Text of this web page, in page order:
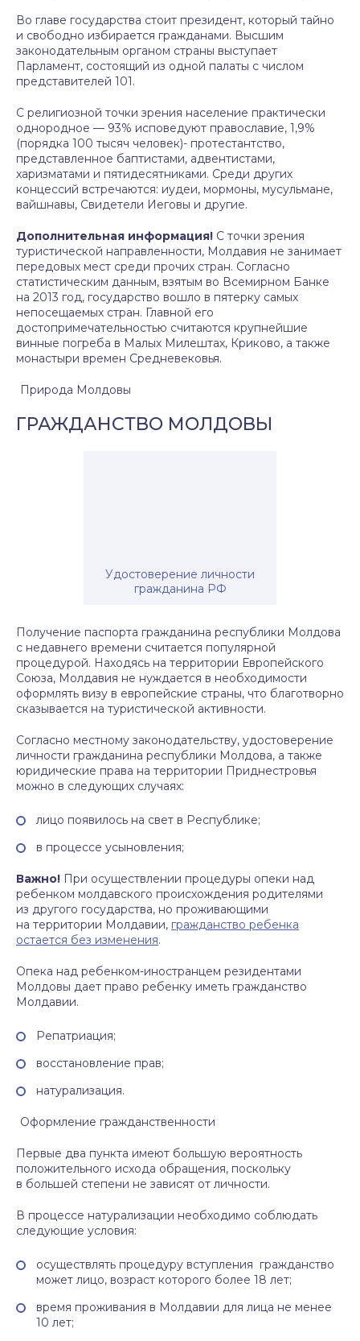
Во главе государства стоит президент, который тайно
и свободно избирается гражданами. Высшим
законодательным органом страны выступает
Парламент, состоящий из одной палаты с числом
представителей 101.
С религиозной точки зрения население практически
однородное — 93% исповедуют православие, 1,9%
(порядка 100 тысяч человек)- протестантство,
представленное баптистами, адвентистами,
харизматами и пятидесятниками. Среди других
концессий встречаются: иудеи, мормоны, мусульмане,
вайшнавы, Свидетели Иеговы и другие.
Дополнительная информация! С точки зрения
туристической направленности, Молдавия не занимает
передовых мест среди прочих стран. Согласно
статистическим данным, взятым во Всемирном Банке
на 2013 год, государство вошло в пятерку самых
непосещаемых стран. Главной его
достопримечательностью считаются крупнейшие
винные погреба в Малых Милештах, Криково, а также
монастыри времен Средневековья.
Природа Молдовы
ГРАЖДАНСТВО МОЛДОВЫ
Удостоверение личности
гражданина РФ
Получение паспорта гражданина республики Молдова
с недавнего времени считается популярной
процедурой. Находясь на территории Европейского
Союза, Молдавия не нуждается в необходимости
оформлять визу в европейские страны, что благотворно
сказывается на туристической активности.
Согласно местному законодательству, удостоверение
личности гражданина республики Молдова, а также
юридические права на территории Приднестровья
можно в следующих случаях:
лицо появилось на свет в Республике;
в процессе усыновления;
Важно! При осуществлении процедуры опеки над
ребенком молдавского происхождения родителями
из другого государства, но проживающими
на территории Молдавии, гражданство ребенка
остается без изменения.
Опека над ребенком-иностранцем резидентами
Молдовы дает право ребенку иметь гражданство
Молдавии.
Репатриация;
восстановление прав;
натурализация.
Оформление гражданственности
Первые два пункта имеют большую вероятность
положительного исхода обращения, поскольку
в большей степени не зависят от личности.
В процессе натурализации необходимо соблюдать
следующие условия:
осуществлять процедуру вступления гражданство
может лицо, возраст которого более 18 лет;
время проживания в Молдавии для лица не менее
10 лет;